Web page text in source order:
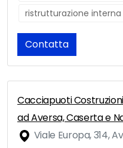
ristrutturazione interna
Contatta
Cacciapuoti
ad Aversa, Caserta e
Viale Europa, 314,